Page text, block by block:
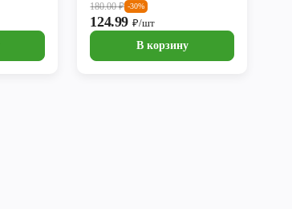
180.00₽ -30%
124.99 ₽/шт
В корзину